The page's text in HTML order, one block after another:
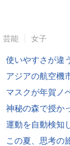
芸能 女子
使いやすさが違う！モバイ
アジアの航空機市場に地
マスクが年賀ノベルティに変
神秘の森で授かった我が子は“何かがおかしい”『ナ
運動を自動検知し計測開始 Garmin 初の
この夏、思考の旅へ誘う──